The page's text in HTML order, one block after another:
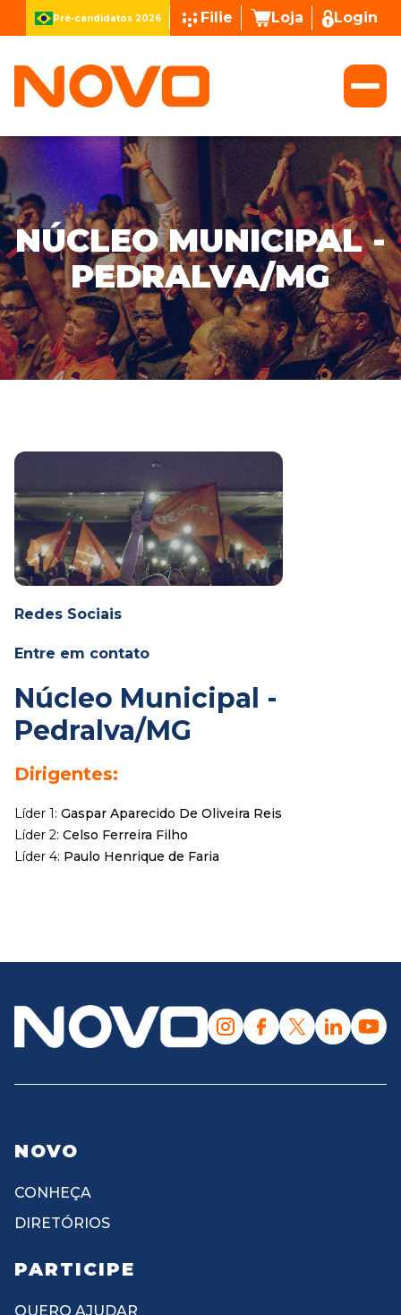
Pré-candidatos 2026 Filie Loja Login
NÚCLEO MUNICIPAL -
PEDRALVA/MG
Redes Sociais
Entre em contato
Núcleo Municipal -
Pedralva/MG
Dirigentes:
Líder 1: Gaspar Aparecido De Oliveira Reis
Líder 2: Celso Ferreira Filho
Líder 4: Paulo Henrique de Faria
NOVO
CONHEÇA
DIRETÓRIOS
PARTICIPE
QUERO AJUDAR